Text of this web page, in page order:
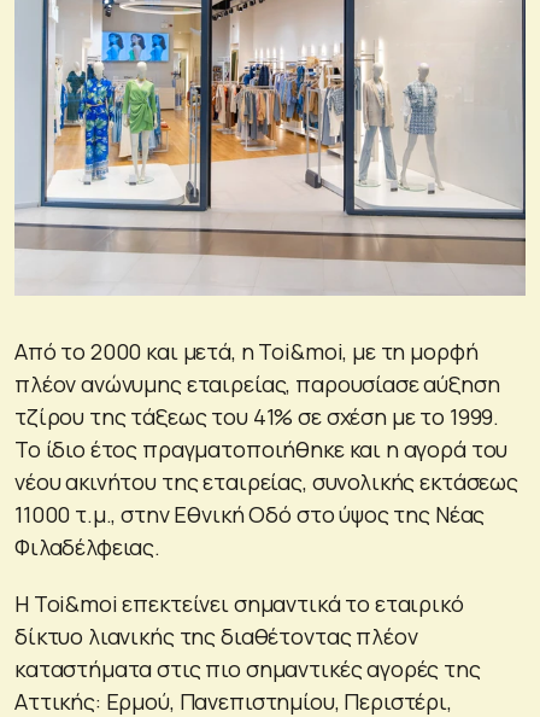
Από το 2000 και μετά, η Toi&moi, με τη μορφή
πλέον ανώνυμης εταιρείας, παρουσίασε αύξηση
τζίρου της τάξεως του 41% σε σχέση με το 1999.
Το ίδιο έτος πραγματοποιήθηκε και η αγορά του
νέου ακινήτου της εταιρείας, συνολικής εκτάσεως
11000 τ.μ., στην Εθνική Οδό στο ύψος της Νέας
Φιλαδέλφειας.
Η Toi&moi επεκτείνει σημαντικά το εταιρικό
δίκτυο λιανικής της διαθέτοντας πλέον
καταστήματα στις πιο σημαντικές αγορές της
Αττικής: Ερμού, Πανεπιστημίου, Περιστέρι,